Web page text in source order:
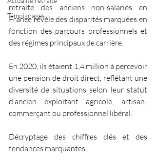
Témoignages
retraite des anciens non-salariés en
France révèle des disparités marquées en
fonction des parcours professionnels et
des régimes principaux de carrière.
En 2020, ils étaient 1,4 million à percevoir
une pension de droit direct, reflétant une
diversité de situations selon leur statut
d’ancien exploitant agricole, artisan-
commerçant ou professionnel libéral.
Décryptage des chiffres clés et des
tendances marquantes.